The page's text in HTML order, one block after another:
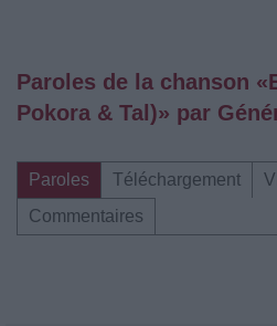
Paroles de la chanson
Pokora & Tal)» par
Paroles Téléchargement
Commentaires